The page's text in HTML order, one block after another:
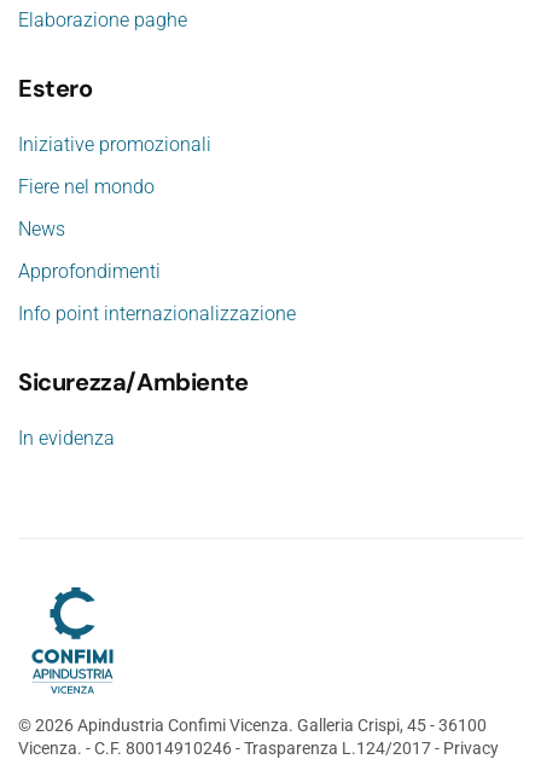
Elaborazione paghe
Estero
Iniziative promozionali
Fiere nel mondo
News
Approfondimenti
Info point internazionalizzazione
Sicurezza/Ambiente
In evidenza
©2026Apindustria Confimi Vicenza. Galleria Crispi, 45 - 36100
Vicenza. - C.F. 80014910246 -Trasparenza L.124/2017- Privacy